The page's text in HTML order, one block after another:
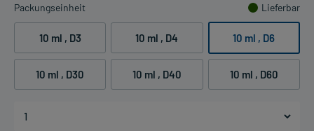
Packungseinheit Lieferbar
10 ml , D3 10 ml , D4 10 ml , D6
10 ml , D30 10 ml , D40 10 ml , D60